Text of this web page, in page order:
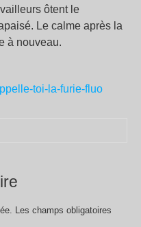
ôtent le
Le calme après la
à nouveau.
toi-la-furie-fluo
Les champs obligatoires